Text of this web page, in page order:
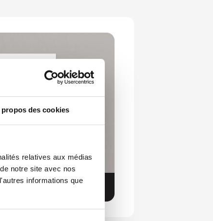
propos des cookies
relatives aux médias
notre site avec nos
informations que